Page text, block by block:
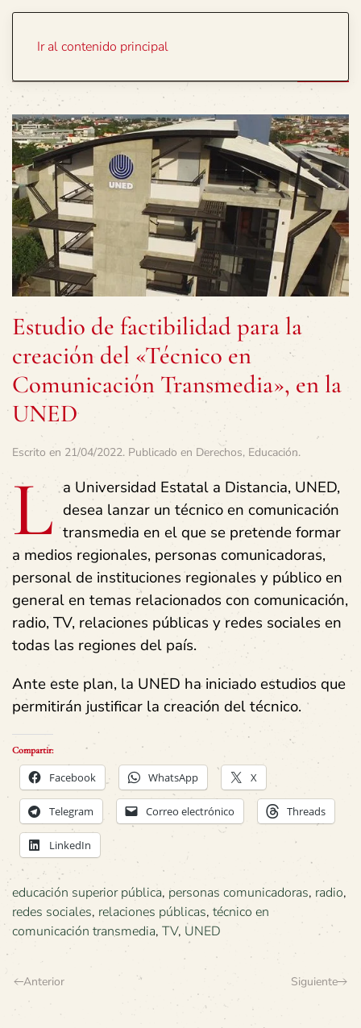
Ir al contenido principal
Estudio de factibilidad para la
creación del «Técnico en
Comunicación Transmedia», en la
UNED
Escrito en 21/04/2022. Publicado en Derechos, Educación.
L a Universidad Estatal a Distancia, UNED,
desea lanzar un técnico en comunicación
transmedia en el que se pretendeformar
a medios regionales, personas comunicadoras,
personal de instituciones regionales y público en
general en temas relacionados con comunicación,
radio, TV, relaciones públicas y redes sociales en
todas las regiones del país.
Ante este plan, la UNED ha iniciado estudios que
permitirán justificar la creación del técnico.
Compartir:
Facebook WhatsApp X
Telegram Correo electrónico Threads
LinkedIn
educación superior pública, personas comunicadoras, radio,
redes sociales, relaciones públicas, técnico en
comunicación transmedia, TV, UNED
Anterior Siguiente